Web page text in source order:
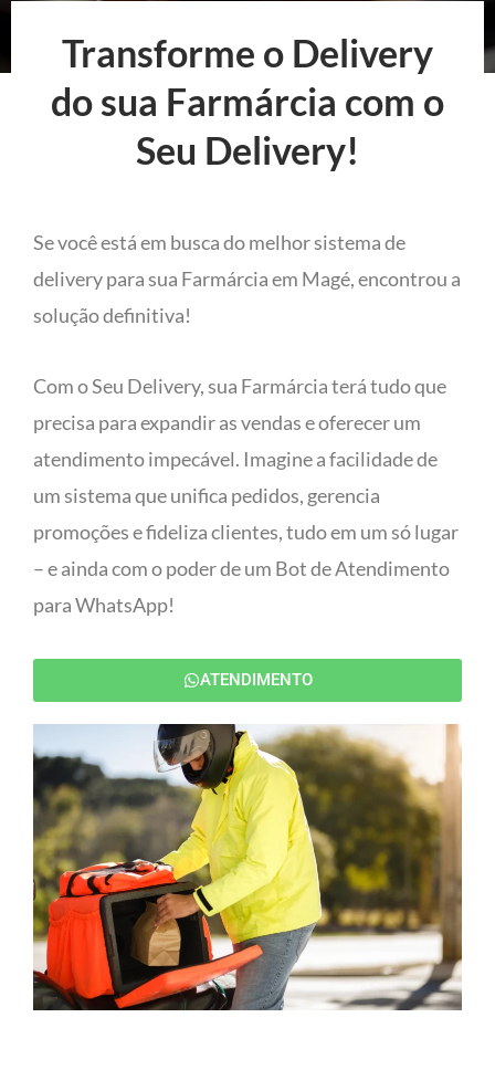
Transforme o Delivery
do sua Farmárcia com o
Seu Delivery!
Se você está em busca do melhor sistema de
delivery para sua Farmárcia em Magé, encontrou a
solução definitiva!
Com o Seu Delivery, sua Farmárcia terá tudo que
precisa para expandir as vendas e oferecer um
atendimento impecável. Imagine a facilidade de
um sistema que unifica pedidos, gerencia
promoções e fideliza clientes, tudo em um só lugar
– e ainda com o poder de um Bot de Atendimento
para WhatsApp!
ATENDIMENTO